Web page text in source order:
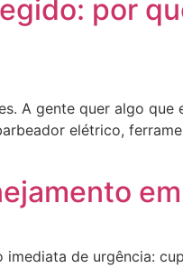
por
A gente quer algo
elétrico,
de urgência: